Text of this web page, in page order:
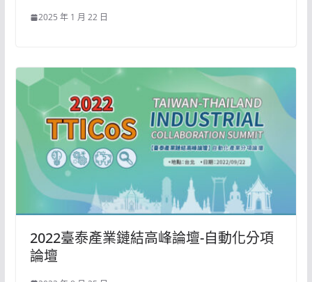
2025 年 1 月 22 日
2022臺泰產業鏈結高峰論壇-自動化分項
論壇